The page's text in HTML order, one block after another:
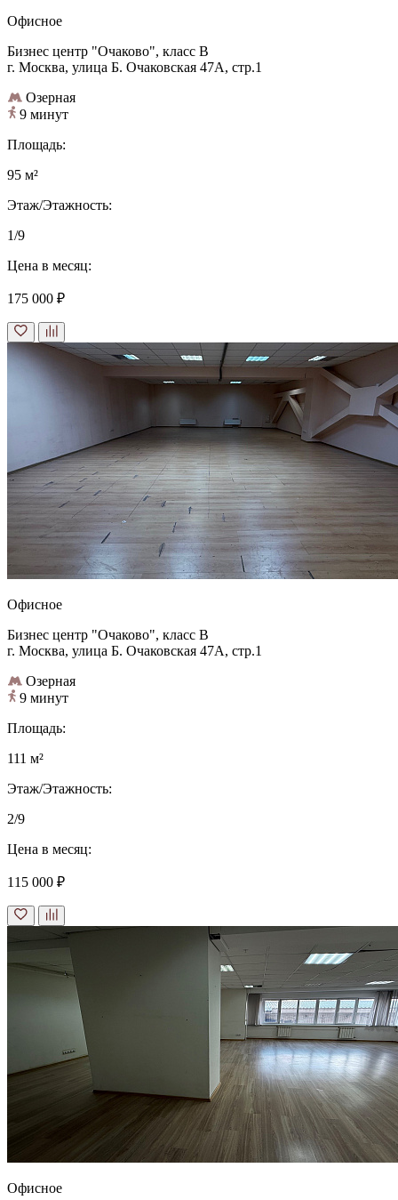
Офисное
Бизнес центр "Очаково", класс B
г. Москва, улица Б. Очаковская 47А, стр.1
Озерная
9 минут
Площадь:
95 м²
Этаж/Этажность:
1/9
Цена в месяц:
175 000 ₽
Офисное
Бизнес центр "Очаково", класс B
г. Москва, улица Б. Очаковская 47А, стр.1
Озерная
9 минут
Площадь:
111 м²
Этаж/Этажность:
2/9
Цена в месяц:
115 000 ₽
Офисное